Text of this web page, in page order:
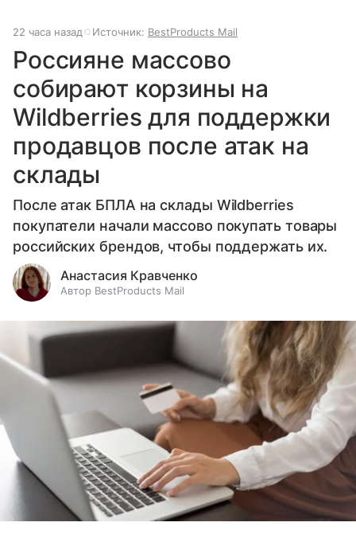
22 часа назад Источник: BestProducts Mail
Россияне массово
собирают корзины на
Wildberries для поддержки
продавцов после атак на
склады
После атак БПЛА на склады Wildberries
покупатели начали массово покупать товары
российских брендов, чтобы поддержать их.
Анастасия Кравченко
Автор BestProducts Mail